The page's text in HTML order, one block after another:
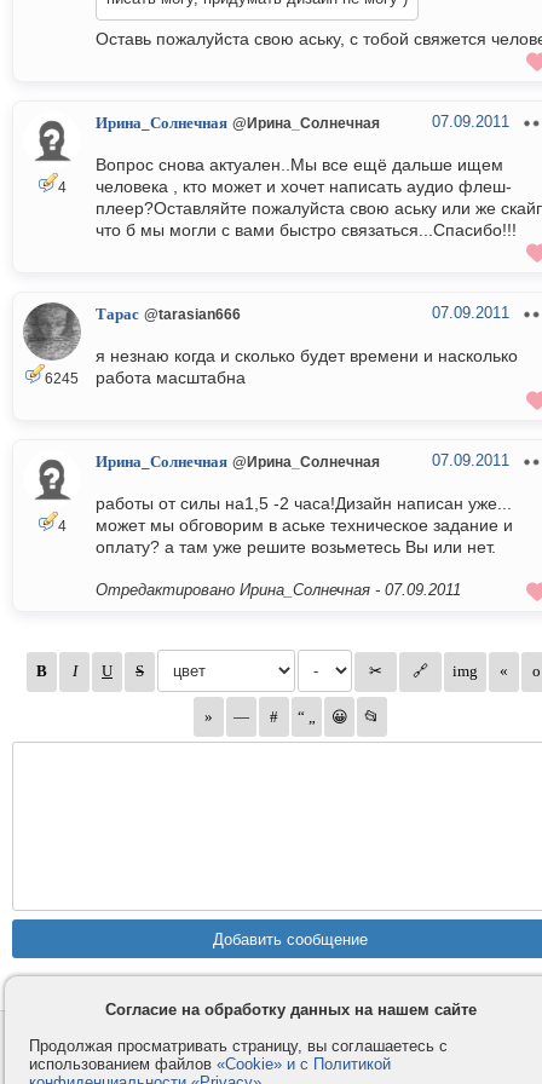
Оставь пожалуйста свою аську, с тобой свяжется
4
Ирина_Солнечная @Ирина_Солнечная 07.09.2011
Вопрос снова актуален..Мы все ещё дальше ищем
человека , кто может и хочет написать аудио флеш-
плеер?Оставляйте пожалуйста свою аську или же
что б мы могли с вами быстро связаться...Спасибо!!!
6245
Тарас @tarasian666 07.09.2011
я незнаю когда и сколько будет времени и насколько
работа масштабна
4
Ирина_Солнечная @Ирина_Солнечная 07.09.2011
работы от силы на1,5 -2 часа!Дизайн написан уже...
может мы обговорим в аське техническое задание и
оплату? а там уже решите возьметесь Вы или нет.
Отредактировано Ирина_Солнечная - 07.09.2011
Контакты
Компания
Privacy и Cookie
Правила и условия
Согласие на обработку данных на нашем сайте
Продолжая просматривать страницу, вы соглашаетесь с
использованием файлов «Cookie» и с Политикой